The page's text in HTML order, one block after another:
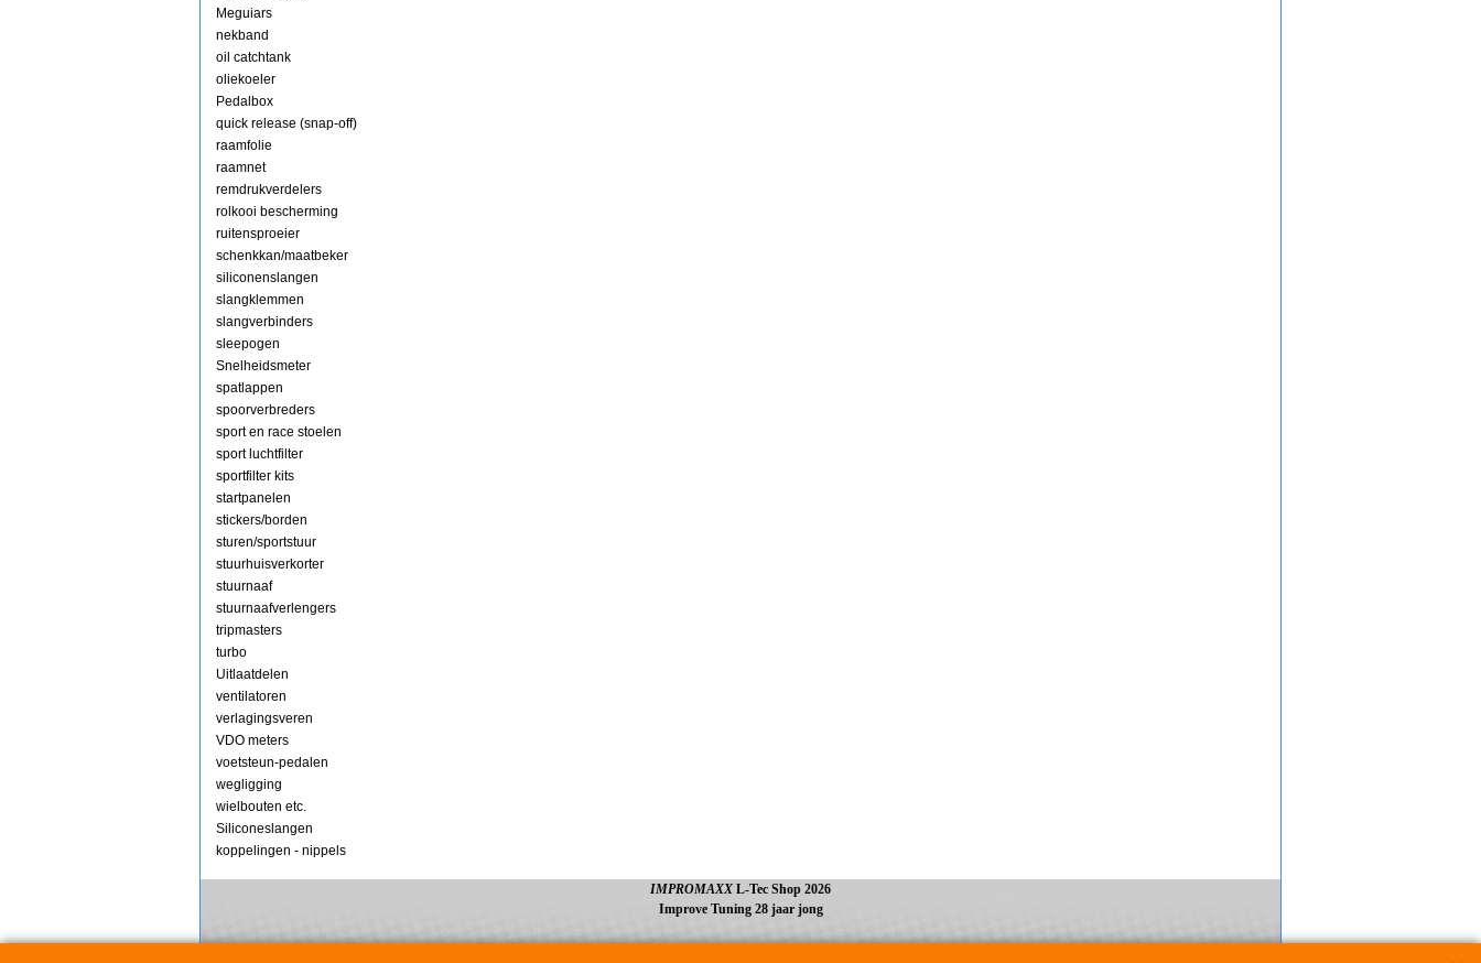
Meguiars
nekband
oil catchtank
oliekoeler
Pedalbox
quick release (snap-off)
raamfolie
raamnet
remdrukverdelers
rolkooi bescherming
ruitensproeier
schenkkan/maatbeker
siliconenslangen
slangklemmen
slangverbinders
sleepogen
Snelheidsmeter
spatlappen
spoorverbreders
sport en race stoelen
sport luchtfilter
sportfilter kits
startpanelen
stickers/borden
sturen/sportstuur
stuurhuisverkorter
stuurnaaf
stuurnaafverlengers
tripmasters
turbo
Uitlaatdelen
ventilatoren
verlagingsveren
VDO meters
voetsteun-pedalen
wegligging
wielbouten etc.
Siliconeslangen
koppelingen - nippels
IMPROMAXX L-Tec Shop 2026
Improve Tuning 28 jaar jong